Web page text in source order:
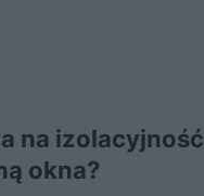
na izolacyjność
okna?